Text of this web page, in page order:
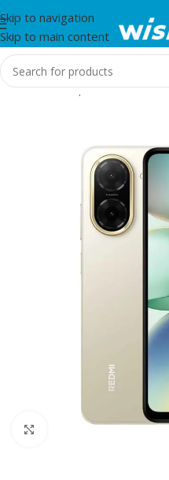
Skip to navigation
Skip to main content
Home/Smartphones
Click to enlarge